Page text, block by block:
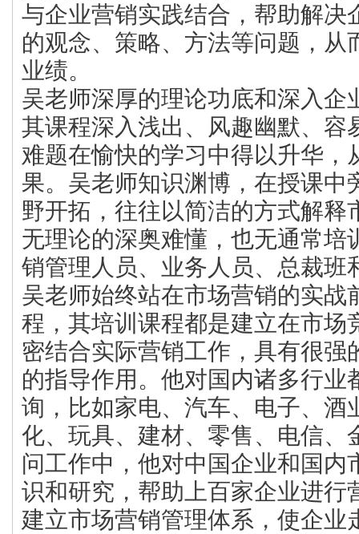
与企业营销实践结合，帮助解决
的观念、策略、方法等问题，从
业绩。
吴老师深厚的理论功底和深入企
其课程深入浅出、风趣幽默、容
难题在愉快的学习中得以升华，
果。吴老师知识渊博，在授课中
野开拓，往往以简洁的方式解释
无理论的深奥难懂，也无通常培
销管理人员、业务人员、总裁班
吴老师始终站在市场营销的实战
程，其培训课程都是建立在市场
密结合实际营销工作，具有很强
的指导作用。他对国内诸多行业
询，比如家电、汽车、电子、酒
化、玩具、建材、零售、电信、
问工作中，他对中国企业和国内
识和研究，帮助上百家企业进行
建立市场营销管理体系，使企业